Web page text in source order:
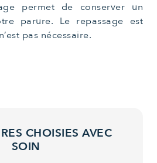
permet de conserver un
parure. Le repassage est
pas nécessaire.
CHOISIES AVEC
SOIN